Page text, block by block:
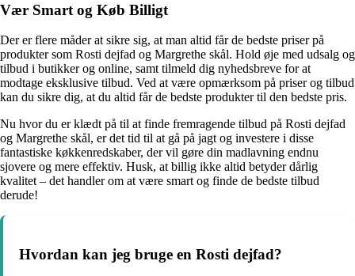
Vær Smart og Køb Billigt
Der er flere måder at sikre sig, at man altid får de bedste priser på
produkter som Rosti dejfad og Margrethe skål. Hold øje med udsalg og
tilbud i butikker og online, samt tilmeld dig nyhedsbreve for at
modtage eksklusive tilbud. Ved at være opmærksom på priser og tilbud
kan du sikre dig, at du altid får de bedste produkter til den bedste pris.
Nu hvor du er klædt på til at finde fremragende tilbud på Rosti dejfad
og Margrethe skål, er det tid til at gå på jagt og investere i disse
fantastiske køkkenredskaber, der vil gøre din madlavning endnu
sjovere og mere effektiv. Husk, at billig ikke altid betyder dårlig
kvalitet – det handler om at være smart og finde de bedste tilbud
derude!
Hvordan kan jeg bruge en Rosti dejfad?